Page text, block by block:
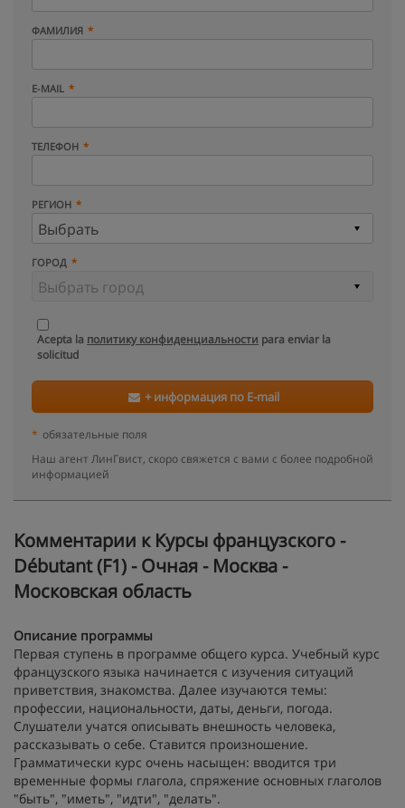
ФАМИЛИЯ
E-MAIL
ТЕЛЕФОН
РЕГИОН
ГОРОД
Acepta la политику конфиденциальности para enviar la
solicitud
+ информация по E-mail
* обязательные поля
Наш агент ЛинГвист, скоро свяжется с вами с более подробной
информацией
Kомментарии к Курсы французского -
Débutant (F1) - Очная - Москва -
Московская область
Описание программы
Первая ступень в программе общего курса. Учебный курс
французского языка начинается с изучения ситуаций
приветствия, знакомства. Далее изучаются темы:
профессии, национальности, даты, деньги, погода.
Слушатели учатся описывать внешность человека,
рассказывать о себе. Ставится произношение.
Грамматически курс очень насыщен: вводится три
временные формы глагола, спряжение основных глаголов
"быть", "иметь", "идти", "делать".